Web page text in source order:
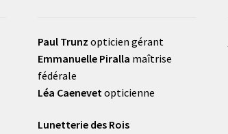
Paul Trunz opticien gérant
Emmanuelle Piralla maîtrise
fédérale
Léa Caenevet opticienne
Lunetterie des Rois